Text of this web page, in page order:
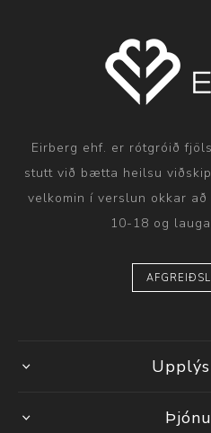
Eirberg ehf. er rótgróið
stutt við bætta heilsu
velkomin í verslun okkar
10-18 og